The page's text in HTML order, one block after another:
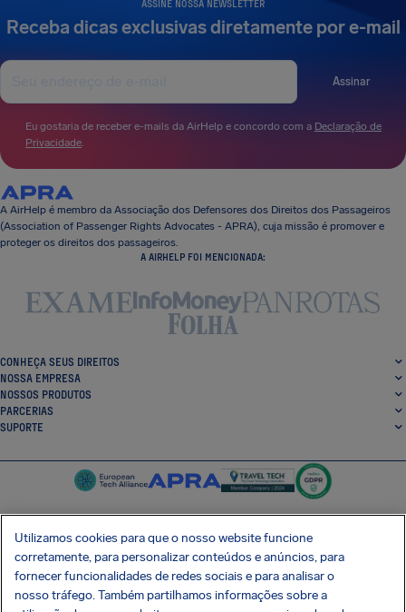
ASSINE NOSSA NEWSLETTER
Receba dicas exclusivas diretamente por e-mail
Assinar
Eu gostaria de receber e-mails da AirHelp e concordo com a Declaração de
Privacidade.
A AirHelp é membro da Associação dos Defensores dos Direitos dos Passageiros
(Association of Passenger Rights Advocates - APRA), cuja missão é promover e
proteger os direitos dos passageiros.
A AIRHELP FOI MENCIONADA:
CONHEÇA SEUS DIREITOS
NOSSA EMPRESA
NOSSOS PRODUTOS
PARCERIAS
SUPORTE
SocialFacebook
SocialTwitter
SocialInstagram
SocialLinkedin
BAIXE GRÁTIS NOSSO APP
Utilizamos cookies para que o nosso website funcione
corretamente, para personalizar conteúdos e anúncios, para
fornecer funcionalidades de redes sociais e para analisar o
nosso tráfego. Também partilhamos informações sobre a